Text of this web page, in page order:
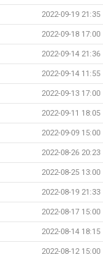
2022-09-19 21:35
2022-09-18 17:00
2022-09-14 21:36
2022-09-14 11:55
2022-09-13 17:00
2022-09-11 18:05
2022-09-09 15:00
2022-08-26 20:23
2022-08-25 13:00
2022-08-19 21:33
2022-08-17 15:00
2022-08-14 18:15
2022-08-12 15:00